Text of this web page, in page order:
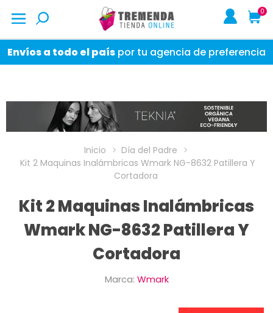
0
Envíos a todo el país por tu agencia de preferencia
Inicio
Día del Padre
Kit 2 Maquinas Inalámbricas Wmark NG-8632 Patillera Y
Cortadora
Kit 2 Maquinas Inalámbricas
Wmark NG-8632 Patillera Y
Cortadora
Marca: Wmark